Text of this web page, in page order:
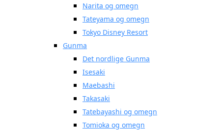
Narita og omegn
Tateyama og omegn
Tokyo Disney Resort
Gunma
Det nordlige Gunma
Isesaki
Maebashi
Takasaki
Tatebayashi og omegn
Tomioka og omegn